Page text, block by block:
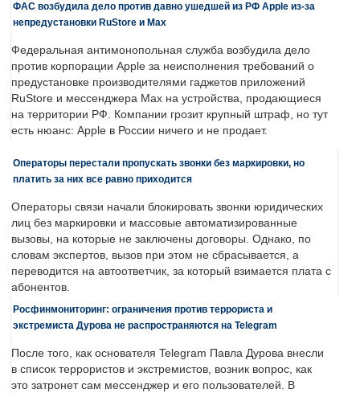
ФАС возбудила дело против давно ушедшей из РФ Apple из-за
непредустановки RuStore и Max
Федеральная антимонопольная служба возбудила дело
против корпорации Apple за неисполнения требований о
предустановке производителями гаджетов приложений
RuStore и мессенджера Max на устройства, продающиеся
на территории РФ. Компании грозит крупный штраф, но тут
есть нюанс: Apple в России ничего и не продает.
Операторы перестали пропускать звонки без маркировки, но
платить за них все равно приходится
Операторы связи начали блокировать звонки юридических
лиц без маркировки и массовые автоматизированные
вызовы, на которые не заключены договоры. Однако, по
словам экспертов, вызов при этом не сбрасывается, а
переводится на автоответчик, за который взимается плата с
абонентов.
Росфинмониторинг: ограничения против террориста и
экстремиста Дурова не распространяются на Telegram
После того, как основателя Telegram Павла Дурова внесли
в список террористов и экстремистов, возник вопрос, как
это затронет сам мессенджер и его пользователей. В